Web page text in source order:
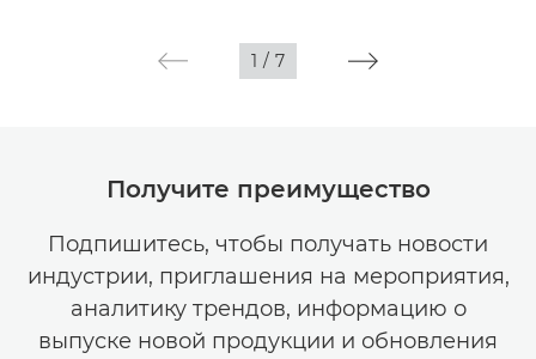
1 / 7
Получите преимущество
Подпишитесь, чтобы получать новости
индустрии, приглашения на мероприятия,
аналитику трендов, информацию о
выпуске новой продукции и обновления